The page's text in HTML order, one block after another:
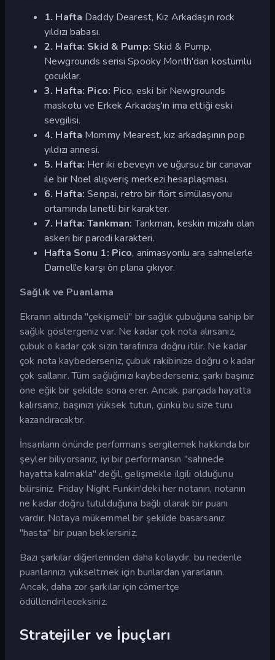
1. Hafta Daddy Dearest, Kız Arkadaşın rock
yıldızı babası.
2. Hafta: Skid & Pump:Skid & Pump,
Newgrounds serisi Spooky Month'dan kostümlü
çocuklar.
3. Hafta: Pico: Pico, eski bir Newgrounds
maskotu ve Erkek Arkadaş'ın ima ettiği eski
sevgilisi.
4. Hafta Mommy Mearest, kız arkadaşının pop
yıldızı annesi.
5. Hafta: Her iki ebeveyn ve uğursuz bir canavar
ile bir Noel alışveriş merkezi hesaplaşması.
6. Hafta:Senpai, retro bir flört simülasyonu
ortamında lanetli bir karakter.
7. Hafta: Tankman:Tankman, keskin mizahı olan
askeri bir parodi karakteri.
Hafta Sonu 1: Pico, animasyonlu ara sahnelerle
Darnell'e karşı ön plana çıkıyor.
Sağlık ve Puanlama
Ekranın altında "çekişmeli" bir sağlık çubuğuna sahip bir
sağlık göstergeniz var. Ne kadar çok nota alırsanız,
çubuk o kadar çok sizin tarafınıza doğru itilir. Ne kadar
çok nota kaybederseniz, çubuk rakibinize doğru o kadar
çok sallanır. Tüm sağlığınızı kaybederseniz, şarkı başınız
öne eğik bir şekilde sona erer. Ancak, parçada hayatta
kalırsanız, başınızı yüksek tutun, çünkü bu size turu
kazandıracaktır.
İnsanların önünde performans sergilemek hakkında bir
şeyler biliyorsanız, iyi bir performansın "sahnede
hayatta kalmakla" değil, gelişmekle ilgili olduğunu
bilirsiniz. Friday Night Funkin'deki her notanın, notanın
ne kadar doğru tutulduğuna bağlı olarak bir puanı
vardır. Notaya mükemmel bir şekilde basarsanız
"hasta" bir puan beklersiniz.
Bazı şarkılar diğerlerinden daha kolaydır, bu nedenle
puanlarınızı yükseltmek için bunlardan yararlanın.
Ancak, daha zor şarkılar için cömertçe
ödüllendirileceksiniz.
Stratejiler ve İpuçları